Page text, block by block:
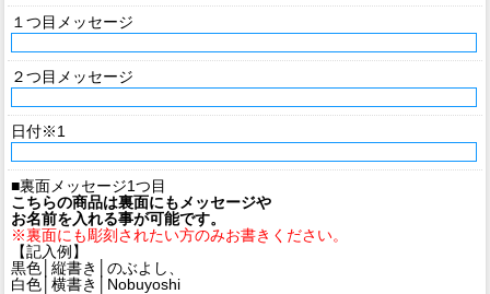
１つ目メッセージ
２つ目メッセージ
日付※1
■裏面メッセージ1つ目
こちらの商品は裏面にもメッセージや
お名前を入れる事が可能です。
※裏面にも彫刻されたい方のみお書きください。
【記入例】
黒色│縦書き│のぶよし、
白色│横書き│Nobuyoshi